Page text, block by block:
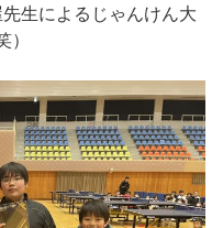
生によるじゃんけん大
）